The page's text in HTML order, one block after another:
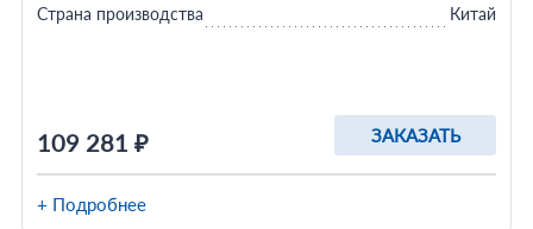
109 281 ₽ ЗАКАЗАТЬ
Страна производства Китай
+ Подробнее